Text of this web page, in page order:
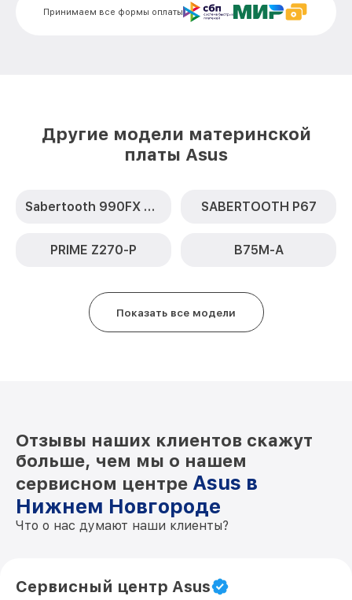
Принимаем все формы оплаты
Другие модели материнской
платы Asus
Sabertooth 990FX R2.0 SABERTOOTH P67
PRIME Z270-P B75M-A
Показать все модели
Отзывы наших клиентов скажут
больше, чем мы о нашем
сервисном центре Asus в
Нижнем Новгороде
Что о нас думают наши клиенты?
Сервисный центр Asus